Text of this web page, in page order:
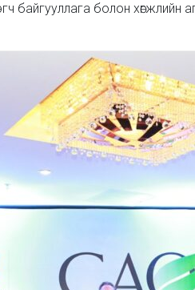
байгууллага болон хөгжлийн